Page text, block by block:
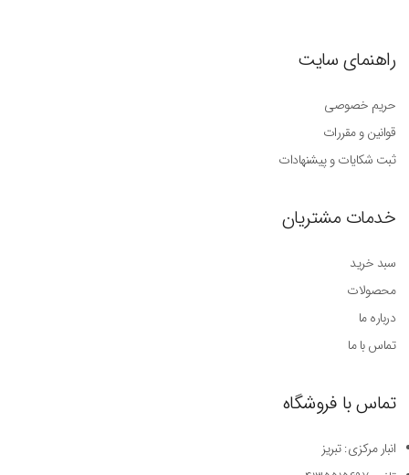
راهنمای سایت
حریم خصوصی
قوانین و مقررات
ثبت شکایات و پیشنهادات
خدمات مشتریان
سبد خرید
محصولات
درباره ما
تماس با ما
تماس با فروشگاه
انبار مرکزی: تبریز